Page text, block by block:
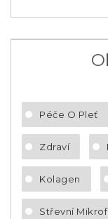
Péče O Pleť
Zdraví
Kolagen
Střevní